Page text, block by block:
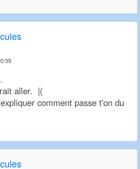
aller. |(
comment passe t'on du